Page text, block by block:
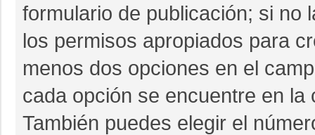
formulario de publicación; si no
los permisos apropiados para
menos dos opciones en el
cada opción se encuentre en
También puedes elegir el